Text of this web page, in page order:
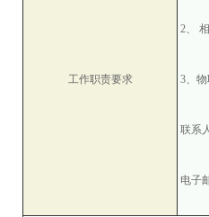
工作职责要求
2、
3、
联系
电子